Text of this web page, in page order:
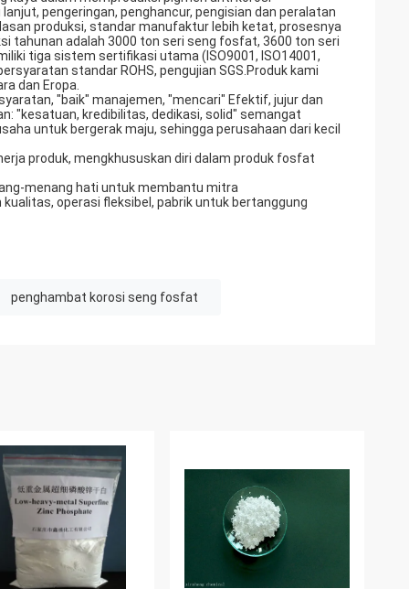
pengeringan, penghancur, pengisian dan peralatan
produksi, standar manufaktur lebih ketat, prosesnya
tahunan adalah 3000 ton seri seng fosfat, 3600 ton seri
tiga sistem sertifikasi utama (ISO9001, ISO14001,
standar ROHS, pengujian SGS.Produk kami
dan Eropa.
"baik" manajemen, "mencari" Efektif, jujur dan
"kesatuan, kredibilitas, dedikasi, solid" semangat
untuk bergerak maju, sehingga perusahaan dari kecil
produk, mengkhususkan diri dalam produk fosfat
menang hati untuk membantu mitra
operasi fleksibel, pabrik untuk bertanggung
penghambat korosi seng fosfat